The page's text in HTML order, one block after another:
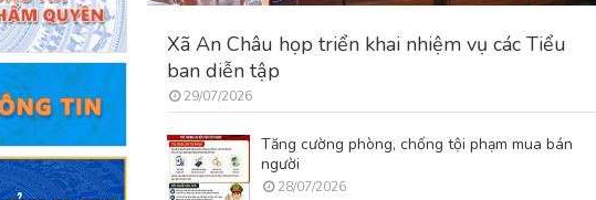
Xã An Châu họp triển khai nhiệm vụ các Tiểu
ban diễn tập
29/07/2026
Tăng cường phòng, chống tội phạm mua bán
người
28/07/2026